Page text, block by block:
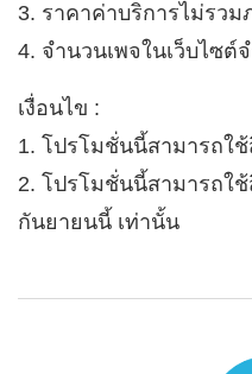
3. ราคาค่าบริการไม่รว
4. จำนวนเพจในเว็บไซต์
เงื่อนไข :
1. โปรโมชั่นนี้สามารถใ
2. โปรโมชั่นนี้สามารถใ
กันยายนนี้ เท่านั้น